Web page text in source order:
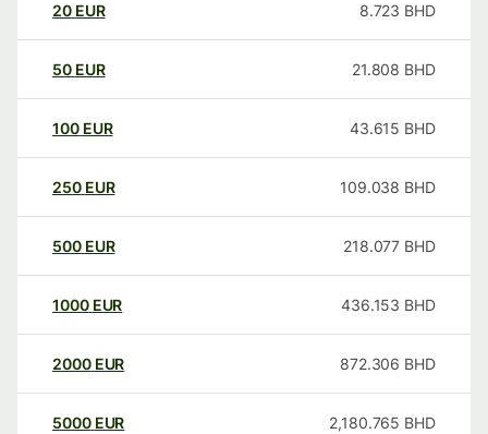
20 EUR 8.723 BHD
50 EUR 21.808 BHD
100 EUR 43.615 BHD
250 EUR 109.038 BHD
500 EUR 218.077 BHD
1000 EUR 436.153 BHD
2000 EUR 872.306 BHD
5000 EUR 2,180.765 BHD